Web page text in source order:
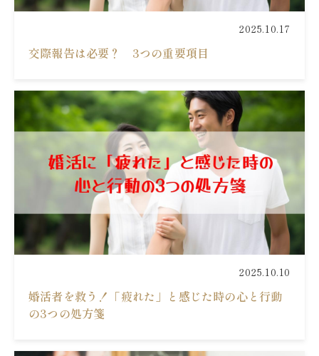
2025.10.17
交際報告は必要？ 3つの重要項目
2025.10.10
婚活者を救う！「疲れた」と感じた時の心と行動
の3つの処方箋